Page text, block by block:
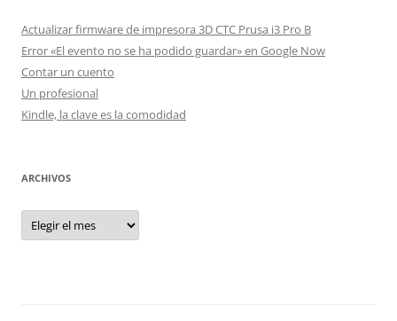
Actualizar firmware de impresora 3D CTC Prusa i3 Pro B
Error «El evento no se ha podido guardar» en Google Now
Contar un cuento
Un profesional
Kindle, la clave es la comodidad
ARCHIVOS
Archivos